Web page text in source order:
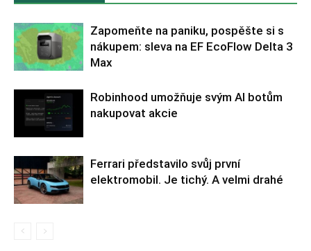
Zapomeňte na paniku, pospěšte si s
nákupem: sleva na EF EcoFlow Delta 3
Max
Robinhood umožňuje svým AI botům
nakupovat akcie
Ferrari představilo svůj první
elektromobil. Je tichý. A velmi drahé